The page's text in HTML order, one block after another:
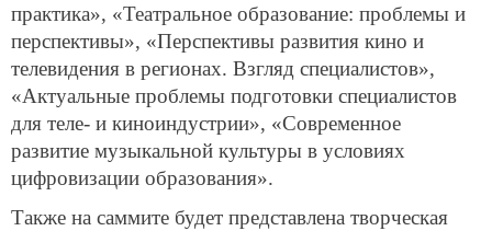
практика», «Театральное образование: проблемы и
перспективы», «Перспективы развития кино и
телевидения в регионах. Взгляд специалистов»,
«Актуальные проблемы подготовки специалистов
для теле- и киноиндустрии», «Современное
развитие музыкальной культуры в условиях
цифровизации образования».
Также на саммите будет представлена творческая